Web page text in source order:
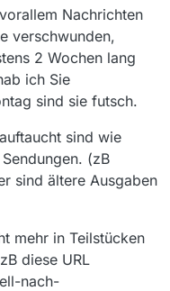
Nachrichten
verschwunden,
2 Wochen lang
ich Sie
sind sie futsch.
sind wie
(zB
sind ältere Ausgaben
mehr in Teilstücken
diese URL
nach-